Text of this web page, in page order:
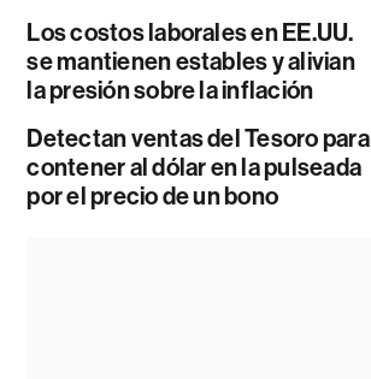
Los costos laborales en EE.UU.
se mantienen estables y alivian
la presión sobre la inflación
Detectan ventas del Tesoro para
contener al dólar en la pulseada
por el precio de un bono